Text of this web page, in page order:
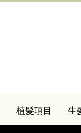
植髮項目 生